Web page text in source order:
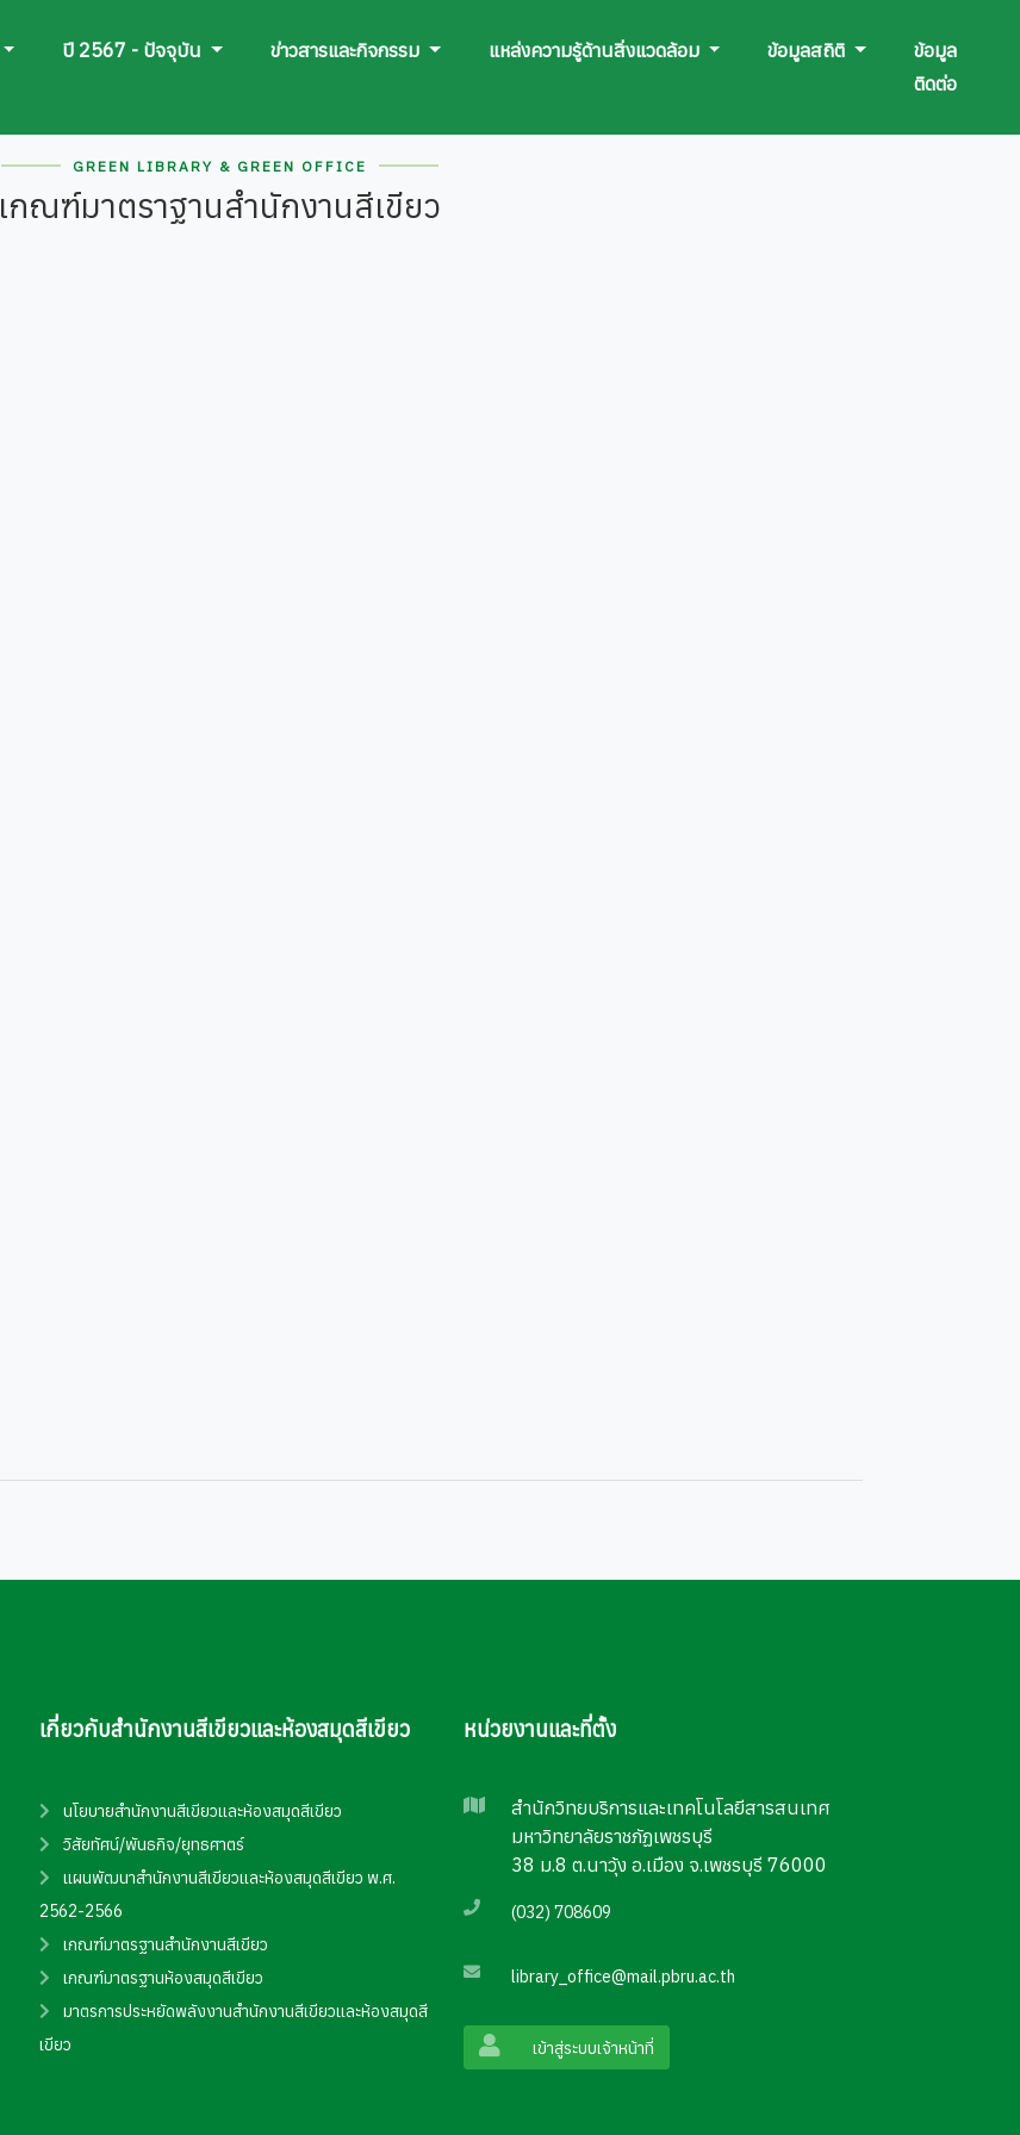
ปี 2567 - ปัจจุบัน ข่าวสารและกิจกรรม แหล่งความรู้ด้านสิ่งแวดล้อม ข้อมูลสถิติ
ข้อมูล
ติดต่อ
GREEN LIBRARY & GREEN OFFICE
เกณฑ์มาตราฐานสำนักงานสีเขียว
เกี่ยวกับสำนักงานสีเขียวและห้องสมุดสีเขียว
นโยบายสำนักงานสีเขียวและห้องสมุดสีเขียว
วิสัยทัศน์/พันธกิจ/ยุทธศาตร์
แผนพัฒนาสำนักงานสีเขียวและห้องสมุดสีเขียว พ.ศ.
2562-2566
เกณฑ์มาตรฐานสำนักงานสีเขียว
เกณฑ์มาตรฐานห้องสมุดสีเขียว
มาตรการประหยัดพลังงานสำนักงานสีเขียวและห้องสมุดสี
เขียว
หน่วยงานและที่ตั้ง
สำนักวิทยบริการและเทคโนโลยีสารสนเทศ
มหาวิทยาลัยราชภัฏเพชรบุรี
38 ม.8 ต.นาวุ้ง อ.เมือง จ.เพชรบุรี 76000
(032) 708609
library_office@mail.pbru.ac.th
เข้าสู่ระบบเจ้าหน้าที่